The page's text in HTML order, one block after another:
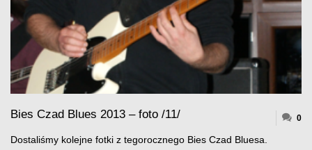
Bies Czad Blues 2013 – foto /11/ 0
Dostaliśmy kolejne fotki z tegorocznego Bies Czad Bluesa.